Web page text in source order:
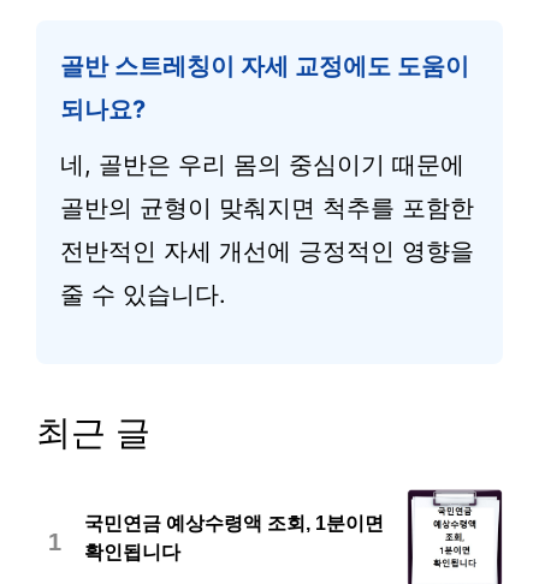
골반 스트레칭이 자세 교정에도 도움이
되나요?
네, 골반은 우리 몸의 중심이기 때문에
골반의 균형이 맞춰지면 척추를 포함한
전반적인 자세 개선에 긍정적인 영향을
줄 수 있습니다.
최근 글
1
국민연금 예상수령액 조회, 1분이면
확인됩니다